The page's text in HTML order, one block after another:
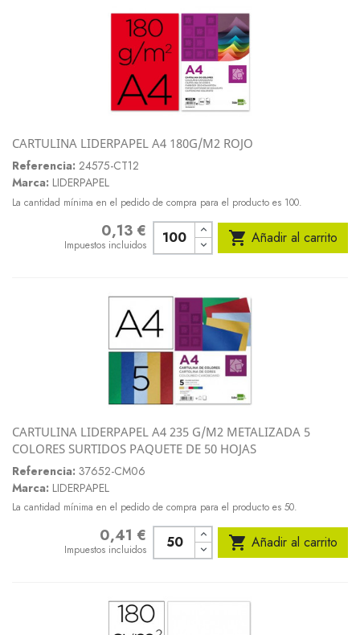
CARTULINA LIDERPAPEL A4 180G/M2 ROJO
Referencia: 24575-CT12
Marca: LIDERPAPEL
La cantidad mínima en el pedido de compra para el producto es 100.
0,13 €
Impuestos incluidos  Añadir al carrito
CARTULINA LIDERPAPEL A4 235 G/M2 METALIZADA 5
COLORES SURTIDOS PAQUETE DE 50 HOJAS
Referencia: 37652-CM06
Marca: LIDERPAPEL
La cantidad mínima en el pedido de compra para el producto es 50.
0,41 €
Impuestos incluidos  Añadir al carrito